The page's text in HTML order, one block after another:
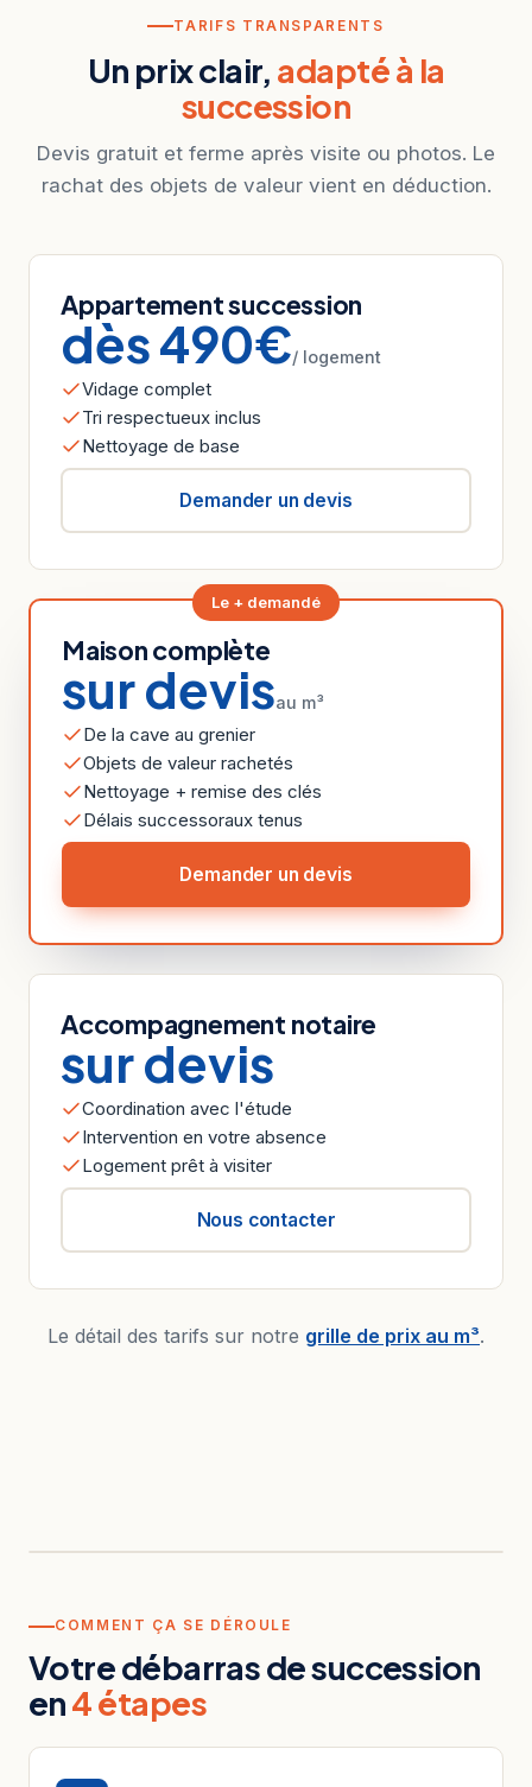
TARIFS TRANSPARENTS
Un prix clair, adapté à la
succession
Devis gratuit et ferme après visite ou photos. Le
rachat des objets de valeur vient en déduction.
Appartement succession
dès 490€/ logement
Vidage complet
Tri respectueux inclus
Nettoyage de base
Demander un devis
Le + demandé
Maison complète
sur devisau m³
De la cave au grenier
Objets de valeur rachetés
Nettoyage + remise des clés
Délais successoraux tenus
Demander un devis
Accompagnement notaire
sur devis
Coordination avec l'étude
Intervention en votre absence
Logement prêt à visiter
Nous contacter
Le détail des tarifs sur notre grille de prix au m³.
COMMENT ÇA SE DÉROULE
Votre débarras de succession
en4 étapes